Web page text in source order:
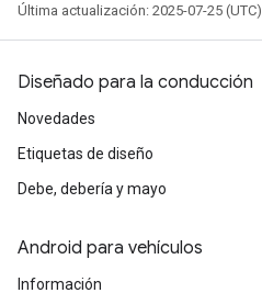
Última actualización: 2025-07-25 (UTC)
Diseñado para la conducción
Novedades
Etiquetas de diseño
Debe, debería y mayo
Android para vehículos
Información